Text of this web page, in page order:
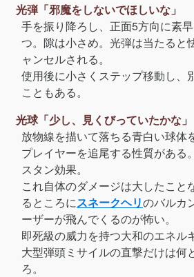
光弾「邪魔をしないでほしいな」
手を振り降ろし、正面5方向に素
つ。隙は小さめ。光弾は当たると
ャンセルされる。
使用後に小さくステップ移動し、
こともある。
光球「少し、見くびっていたかな」
放物線を描いて落ちる青白い球体
プレイヤーを追尾する性質がある
スタン効果。
これ自体のダメージは大したこと
るところにスネークヘリのバルカ
ーザーが飛んでくるのが怖い。
即死級の威力を持つ大和のエネル
大型弾頭ミサイルの直撃だけは何
ろ。